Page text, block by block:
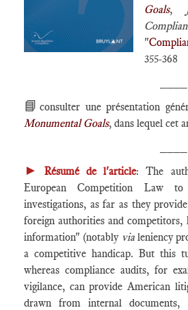
Goals,
"
355-368
📘consulter une présentation
Monumental Goals, dans lequel cet
► Résumé de l'article: The
European Competition Law
investigations, as far as they
foreign authorities and
information" (notably vialeniency
a competitive handicap. But this
whereas compliance audits, for
vigilance, can provide American
drawn from internal